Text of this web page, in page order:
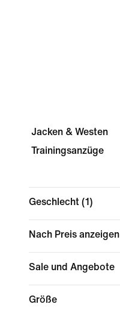
Jacken & Westen
Trainingsanzüge
Geschlecht (1)
Nach Preis anzeigen
Sale und Angebote
Größe